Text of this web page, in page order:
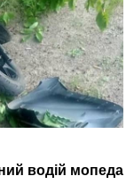
водій мопеда